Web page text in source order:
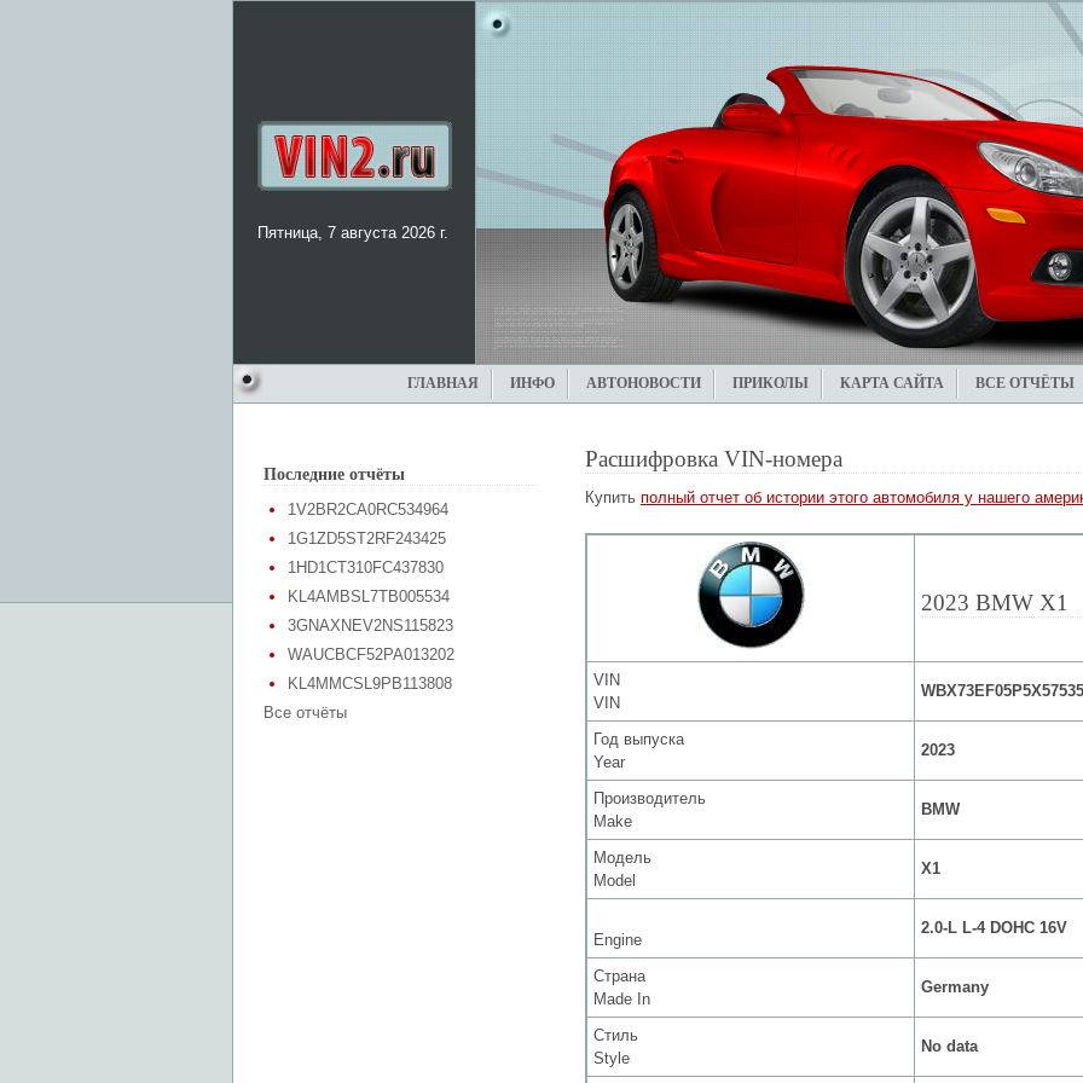
Пятница, 7 августа 2026 г.
ГЛАВНАЯ ИНФО АВТОНОВОСТИ ПРИКОЛЫ КАРТА САЙТА ВСЕ ОТЧЁТЫ
Последние отчёты
1V2BR2CA0RC534964
1G1ZD5ST2RF243425
1HD1CT310FC437830
KL4AMBSL7TB005534
3GNAXNEV2NS115823
WAUCBCF52PA013202
KL4MMCSL9PB113808
Все отчёты
Расшифровка VIN-номера
Купить полный отчет об истории этого автомобиля у нашего
2023 BMW X1
VIN
VIN
WBX73EF05P5X57535
Год выпуска
Year
2023
Производитель
Make
BMW
Модель
Model
X1
Engine
2.0-L L-4 DOHC 16V
Страна
Made In
Germany
Стиль
Style
No data